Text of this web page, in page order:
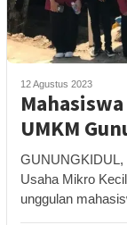
12 Agustus 2023
UMKM
GUNUNGKIDUL,
Usaha Mikro
unggulan